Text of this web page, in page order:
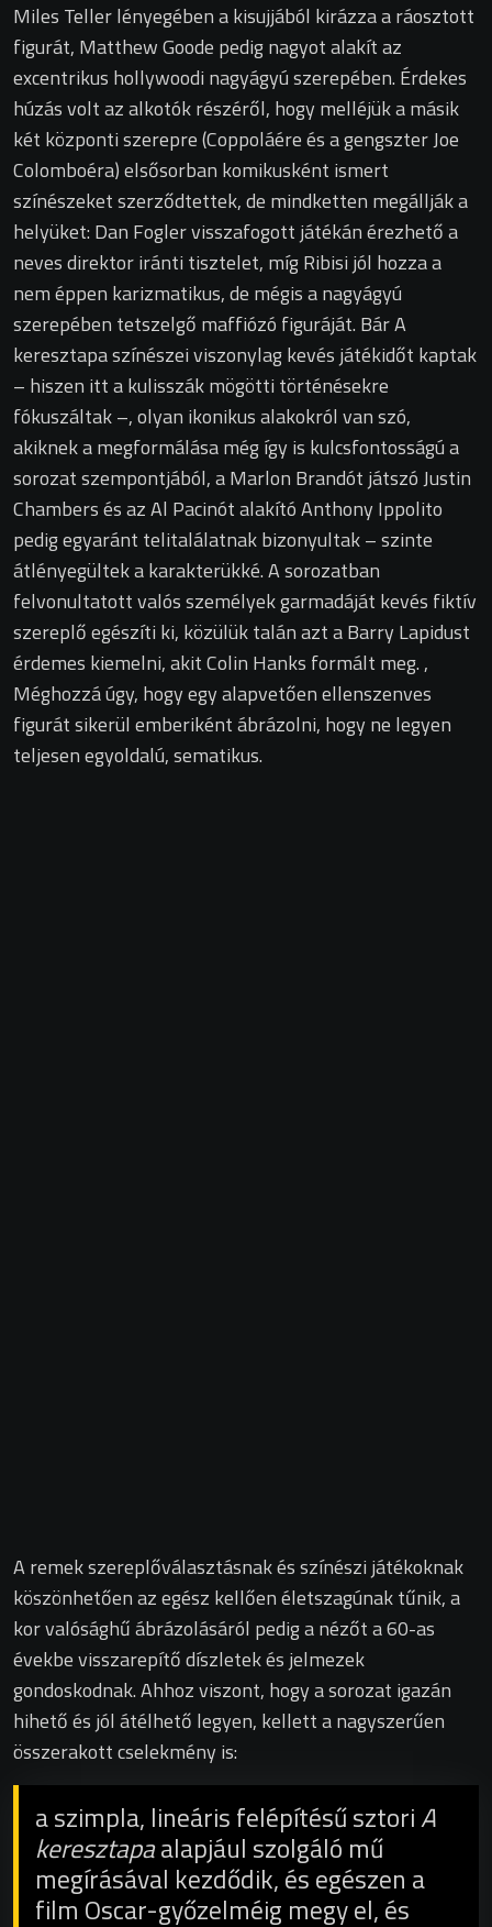
Miles Teller lényegében a kisujjából kirázza a ráosztott
figurát, Matthew Goode pedig nagyot alakít az
excentrikus hollywoodi nagyágyú szerepében. Érdekes
húzás volt az alkotók részéről, hogy melléjük a másik
két központi szerepre (Coppoláére és a gengszter Joe
Colomboéra) elsősorban komikusként ismert
színészeket szerződtettek, de mindketten megállják a
helyüket: Dan Fogler visszafogott játékán érezhető a
neves direktor iránti tisztelet, míg Ribisi jól hozza a
nem éppen karizmatikus, de mégis a nagyágyú
szerepében tetszelgő maffiózó figuráját. Bár A
keresztapa színészei viszonylag kevés játékidőt kaptak
– hiszen itt a kulisszák mögötti történésekre
fókuszáltak –, olyan ikonikus alakokról van szó,
akiknek a megformálása még így is kulcsfontosságú a
sorozat szempontjából, a Marlon Brandót játszó Justin
Chambers és az Al Pacinót alakító Anthony Ippolito
pedig egyaránt telitalálatnak bizonyultak – szinte
átlényegültek a karakterükké. A sorozatban
felvonultatott valós személyek garmadáját kevés fiktív
szereplő egészíti ki, közülük talán azt a Barry Lapidust
érdemes kiemelni, akit Colin Hanks formált meg. ,
Méghozzá úgy, hogy egy alapvetően ellenszenves
figurát sikerül emberiként ábrázolni, hogy ne legyen
teljesen egyoldalú, sematikus.
A remek szereplőválasztásnak és színészi játékoknak
köszönhetően az egész kellően életszagúnak tűnik, a
kor valósághű ábrázolásáról pedig a nézőt a 60-as
évekbe visszarepítő díszletek és jelmezek
gondoskodnak. Ahhoz viszont, hogy a sorozat igazán
hihető és jól átélhető legyen, kellett a nagyszerűen
összerakott cselekmény is:
a szimpla, lineáris felépítésű sztoriA
keresztapaalapjául szolgáló mű
megírásával kezdődik, és egészen a
film Oscar-győzelméig megy el, és